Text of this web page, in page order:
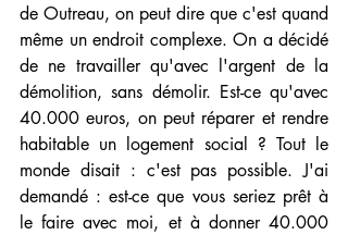
de Outreau, on peut dire que c'est quand
même un endroit complexe. On a décidé
de ne travailler qu'avec l'argent de la
démolition, sans démolir. Est-ce qu'avec
40.000 euros, on peut réparer et rendre
habitable un logement social ? Tout le
monde disait : c'est pas possible. J'ai
demandé : est-ce que vous seriez prêt à
le faire avec moi, et à donner 40.000